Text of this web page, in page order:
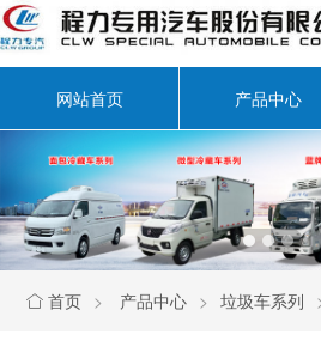
网站首页 产品中心
 首页 > 产品中心 > 垃圾车系列